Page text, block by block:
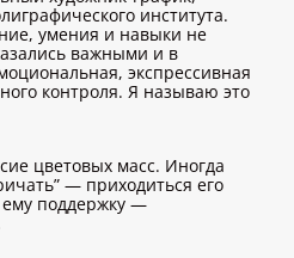
института.
умения и навыки не
важными и в
экспрессивная
контроля. Я называю это
цветовых масс. Иногда
— приходиться его
ему поддержку —